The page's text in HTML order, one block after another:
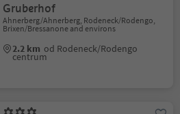
Gruberhof
Ahnerberg/Ahnerberg, Rodeneck/Rodengo,
Brixen/Bressanone and environs
2.2 km od Rodeneck/Rodengo
centrum